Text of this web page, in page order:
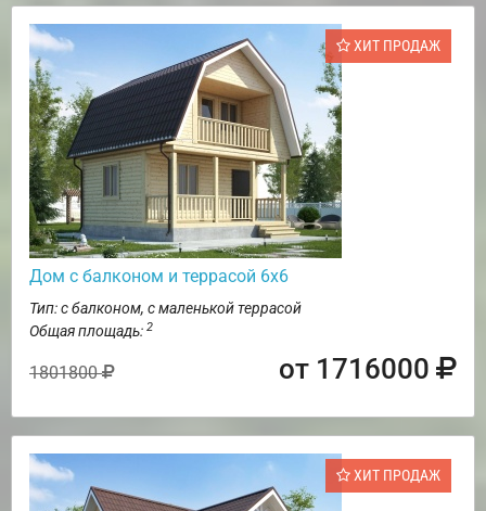
ХИТ ПРОДАЖ
Дом с балконом и террасой 6х6
Тип: с балконом, с маленькой террасой
Общая площадь: 2
1801800 от 1716000
ХИТ ПРОДАЖ